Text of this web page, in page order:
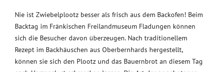
Nie ist Zwiebelplootz besser als frisch aus dem Backofen! Beim
Backtag im Fränkischen Freilandmuseum Fladungen können
sich die Besucher davon überzeugen. Nach traditionellem
Rezept im Backhäuschen aus Oberbernhards hergestellt,
können sie sich den Plootz und das Bauernbrot an diesem Tag